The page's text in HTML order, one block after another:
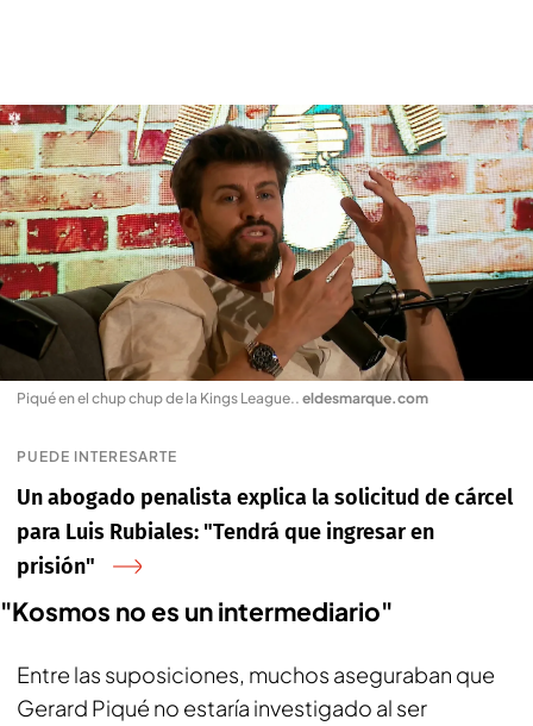
Piqué en el chup chup de la Kings League.. eldesmarque.com
PUEDE INTERESARTE
Un abogado penalista explica la solicitud de cárcel
para Luis Rubiales: "Tendrá que ingresar en
prisión"
"Kosmos no es un intermediario"
Entre las suposiciones, muchos aseguraban que
Gerard Piqué no estaría investigado al ser